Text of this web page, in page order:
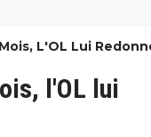
L'OL Lui
l'OL lui